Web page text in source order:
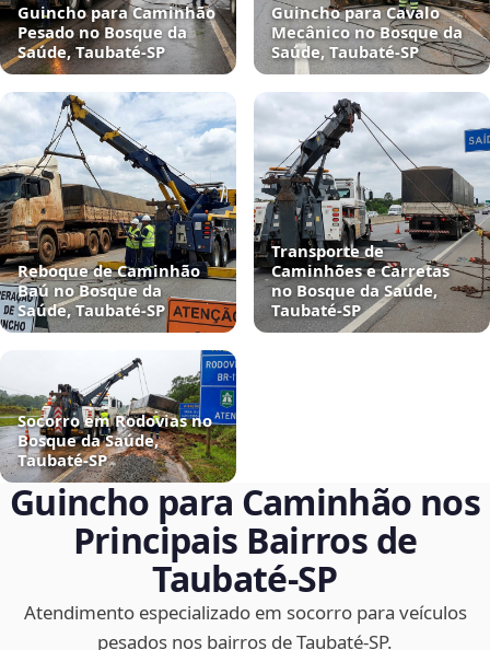
Guincho para Caminhão
Pesado no Bosque da
Saúde, Taubaté‑SP
Guincho para Cavalo
Mecânico no Bosque da
Saúde, Taubaté‑SP
Reboque de Caminhão
Baú no Bosque da
Saúde, Taubaté‑SP
Transporte de
Caminhões e Carretas
no Bosque da Saúde,
Taubaté‑SP
Socorro em Rodovias no
Bosque da Saúde,
Taubaté‑SP
Guincho para Caminhão nos
Principais Bairros de
Taubaté‑SP
Atendimento especializado em socorro para veículos
pesados nos bairros de Taubaté‑SP.